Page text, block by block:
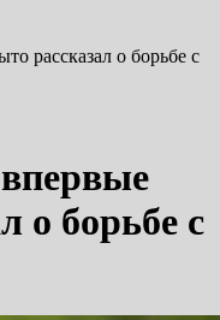
рассказал о борьбе с
о борьбе с